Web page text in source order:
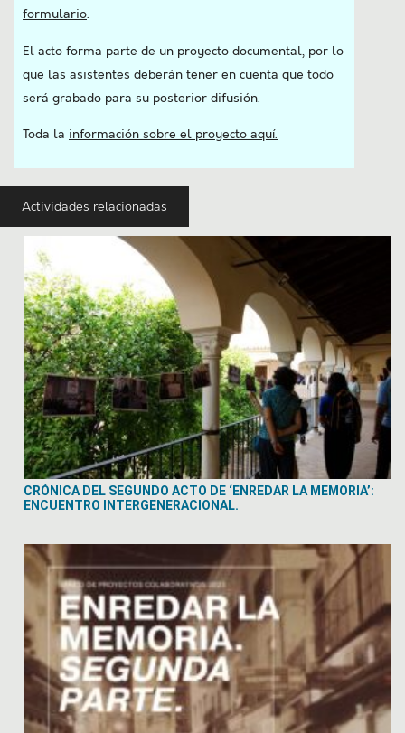
formulario.
El acto forma parte de un proyecto documental, por lo
que las asistentes deberán tener en cuenta que todo
será grabado para su posterior difusión.
Toda la información sobre el proyecto aquí.
Actividades relacionadas
CRÓNICA DEL SEGUNDO ACTO DE ‘ENREDAR LA MEMORIA’:
ENCUENTRO INTERGENERACIONAL.